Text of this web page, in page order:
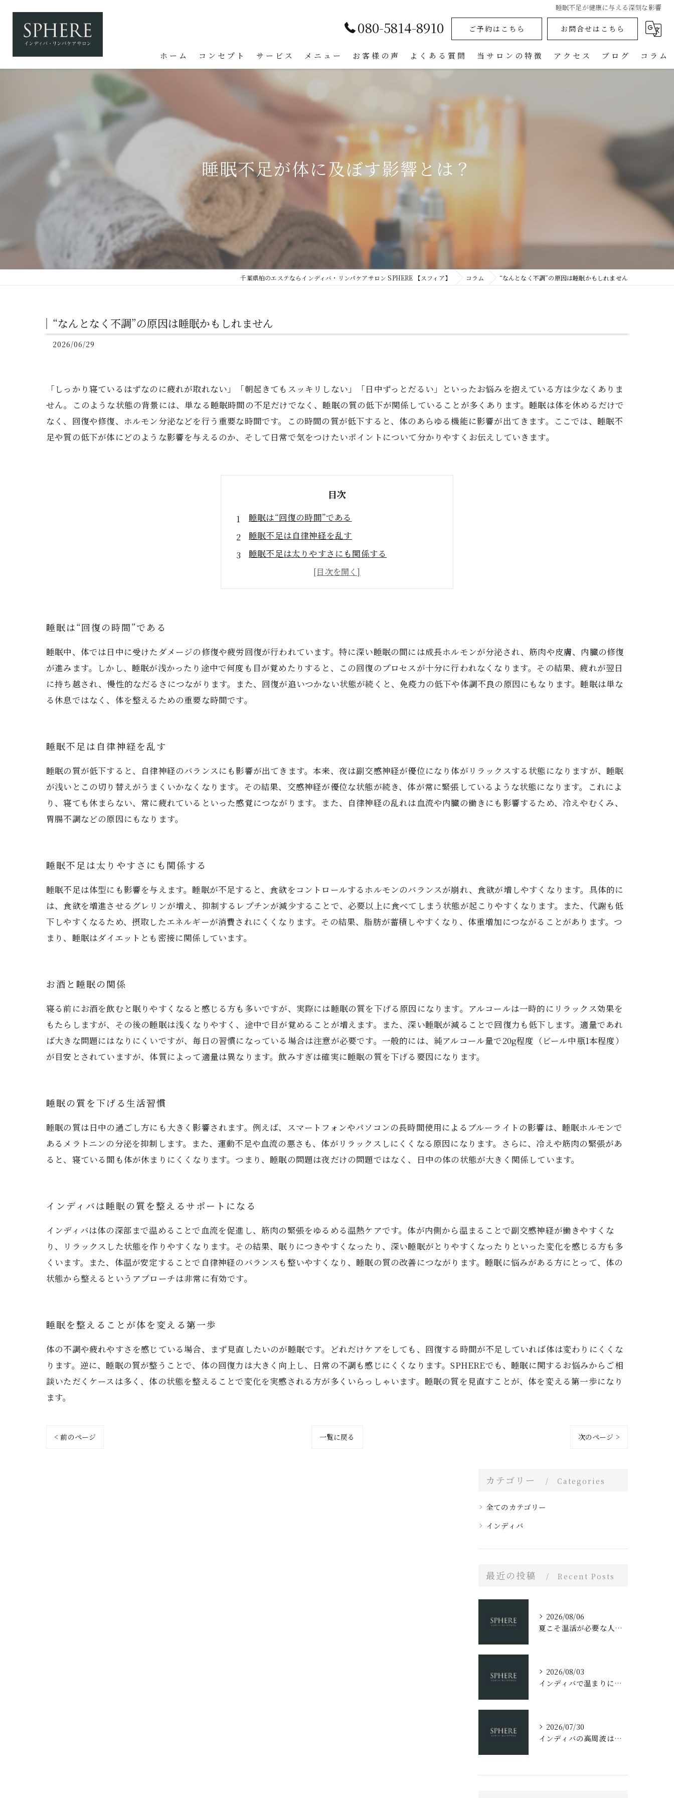
睡眠不足が健康に与える深刻な影響
080-5814-8910 ご予約はこちら お問合せはこちら
ホーム コンセプト サービス
漫画特集
メニュー お客様の声 よくある質問 当サロンの特徴 アクセス ブログ コラム
睡眠不足が体に及ぼす影響とは？
千葉県柏のエステならインディバ・リンパケアサロン SPHERE 【スフィア】 コラム “なんとなく不調”の原因は睡眠かもしれません
“なんとなく不調”の原因は睡眠かもしれません
2026/06/29
「しっかり寝ているはずなのに疲れが取れない」「朝起きてもスッキリしない」「日中ずっとだるい」といったお悩みを抱えている方は少なくありま
せん。このような状態の背景には、単なる睡眠時間の不足だけでなく、睡眠の質の低下が関係していることが多くあります。睡眠は体を休めるだけで
なく、回復や修復、ホルモン分泌などを行う重要な時間です。この時間の質が低下すると、体のあらゆる機能に影響が出てきます。ここでは、睡眠不
足や質の低下が体にどのような影響を与えるのか、そして日常で気をつけたいポイントについて分かりやすくお伝えしていきます。
目次
睡眠は“回復の時間”である
睡眠不足は自律神経を乱す
睡眠不足は太りやすさにも関係する
お酒と睡眠の関係
睡眠の質を下げる生活習慣
睡眠は“回復の時間”である
睡眠中、体では日中に受けたダメージの修復や疲労回復が行われています。特に深い睡眠の間には成長ホルモンが分泌され、筋肉や皮膚、内臓の修復
が進みます。しかし、睡眠が浅かったり途中で何度も目が覚めたりすると、この回復のプロセスが十分に行われなくなります。その結果、疲れが翌日
に持ち越され、慢性的なだるさにつながります。また、回復が追いつかない状態が続くと、免疫力の低下や体調不良の原因にもなります。睡眠は単な
る休息ではなく、体を整えるための重要な時間です。
睡眠不足は自律神経を乱す
睡眠の質が低下すると、自律神経のバランスにも影響が出てきます。本来、夜は副交感神経が優位になり体がリラックスする状態になりますが、睡眠
が浅いとこの切り替えがうまくいかなくなります。その結果、交感神経が優位な状態が続き、体が常に緊張しているような状態になります。これによ
り、寝ても休まらない、常に疲れているといった感覚につながります。また、自律神経の乱れは血流や内臓の働きにも影響するため、冷えやむくみ、
胃腸不調などの原因にもなります。
睡眠不足は太りやすさにも関係する
睡眠不足は体型にも影響を与えます。睡眠が不足すると、食欲をコントロールするホルモンのバランスが崩れ、食欲が増しやすくなります。具体的に
は、食欲を増進させるグレリンが増え、抑制するレプチンが減少することで、必要以上に食べてしまう状態が起こりやすくなります。また、代謝も低
下しやすくなるため、摂取したエネルギーが消費されにくくなります。その結果、脂肪が蓄積しやすくなり、体重増加につながることがあります。つ
まり、睡眠はダイエットとも密接に関係しています。
お酒と睡眠の関係
寝る前にお酒を飲むと眠りやすくなると感じる方も多いですが、実際には睡眠の質を下げる原因になります。アルコールは一時的にリラックス効果を
もたらしますが、その後の睡眠は浅くなりやすく、途中で目が覚めることが増えます。また、深い睡眠が減ることで回復力も低下します。適量であれ
ば大きな問題にはなりにくいですが、毎日の習慣になっている場合は注意が必要です。一般的には、純アルコール量で20g程度（ビール中瓶1本程度）
が目安とされていますが、体質によって適量は異なります。飲みすぎは確実に睡眠の質を下げる要因になります。
睡眠の質を下げる生活習慣
睡眠の質は日中の過ごし方にも大きく影響されます。例えば、スマートフォンやパソコンの長時間使用によるブルーライトの影響は、睡眠ホルモンで
あるメラトニンの分泌を抑制します。また、運動不足や血流の悪さも、体がリラックスしにくくなる原因になります。さらに、冷えや筋肉の緊張があ
ると、寝ている間も体が休まりにくくなります。つまり、睡眠の問題は夜だけの問題ではなく、日中の体の状態が大きく関係しています。
インディバは睡眠の質を整えるサポートになる
インディバは体の深部まで温めることで血流を促進し、筋肉の緊張をゆるめる温熱ケアです。体が内側から温まることで副交感神経が働きやすくな
り、リラックスした状態を作りやすくなります。その結果、眠りにつきやすくなったり、深い睡眠がとりやすくなったりといった変化を感じる方も多
くいます。また、体温が安定することで自律神経のバランスも整いやすくなり、睡眠の質の改善につながります。睡眠に悩みがある方にとって、体の
状態から整えるというアプローチは非常に有効です。
睡眠を整えることが体を変える第一歩
体の不調や疲れやすさを感じている場合、まず見直したいのが睡眠です。どれだけケアをしても、回復する時間が不足していれば体は変わりにくくな
ります。逆に、睡眠の質が整うことで、体の回復力は大きく向上し、日常の不調も感じにくくなります。SPHEREでも、睡眠に関するお悩みからご相
談いただくケースは多く、体の状態を整えることで変化を実感される方が多くいらっしゃいます。睡眠の質を見直すことが、体を変える第一歩になり
ます。
< 前のページ 一覧に戻る 次のページ >
カテゴリー Categories
全てのカテゴリー
インディバ
最近の投稿 Recent Posts
2026/08/06
夏こそ温活が必要な人とは？
2026/08/03
インディバで温まりにくい人の特徴7選
2026/07/30
インディバの高周波はなぜ細胞活性に効果があるの？